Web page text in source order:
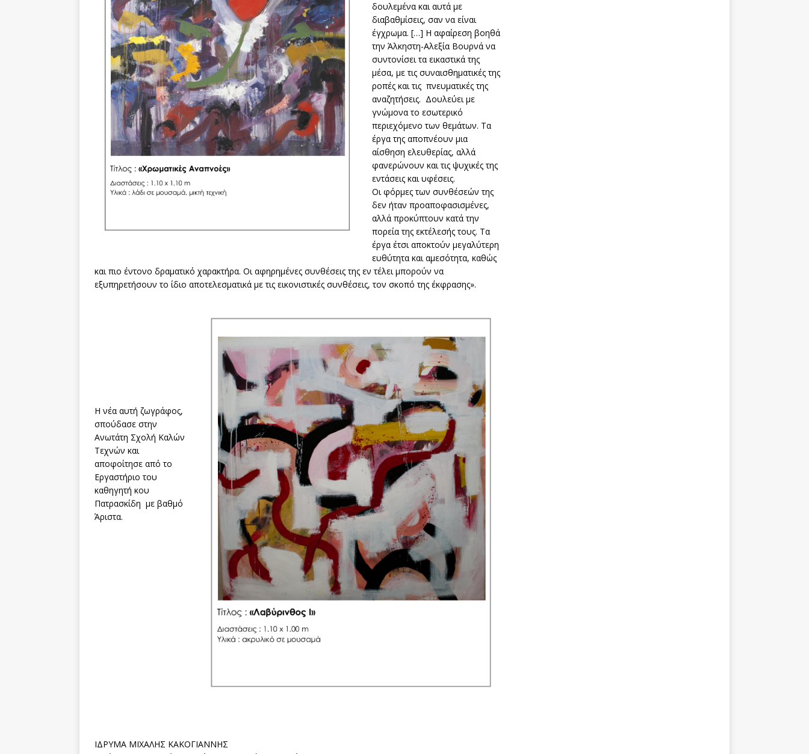
δουλεμένα και αυτά με
διαβαθμίσεις, σαν να είναι
έγχρωμα. […] Η αφαίρεση βοηθά
την Άλκηστη-Αλεξία Βουρνά να
συντονίσει τα εικαστικά της
μέσα, με τις συναισθηματικές της
ροπές και τις πνευματικές της
αναζητήσεις. Δουλεύει με
γνώμονα το εσωτερικό
περιεχόμενο των θεμάτων. Τα
έργα της αποπνέουν μια
αίσθηση ελευθερίας, αλλά
φανερώνουν και τις ψυχικές της
εντάσεις και υφέσεις.
Οι φόρμες των συνθέσεών της
δεν ήταν προαποφασισμένες,
αλλά προκύπτουν κατά την
πορεία της εκτέλεσής τους. Τα
έργα έτσι αποκτούν μεγαλύτερη
ευθύτητα και αμεσότητα, καθώς
και πιο έντονο δραματικό χαρακτήρα. Οι αφηρημένες συνθέσεις της εν τέλει μπορούν να
εξυπηρετήσουν το ίδιο αποτελεσματικά με τις εικονιστικές συνθέσεις, τον σκοπό της έκφρασης».
Η νέα αυτή ζωγράφος,
σπούδασε στην
Ανωτάτη Σχολή Καλών
Τεχνών και
αποφοίτησε από το
Εργαστήριο του
καθηγητή κου
Πατρασκίδη με βαθμό
Άριστα.
ΙΔΡΥΜΑ ΜΙΧΑΛΗΣ ΚΑΚΟΓΙΑΝΝΗΣ